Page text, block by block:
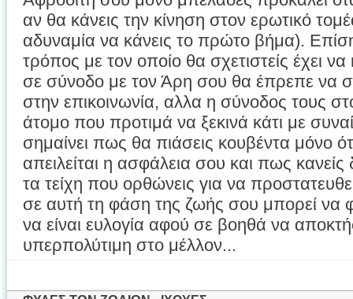
αν θα κάνεις την κίνηση στον ερωτικό
αδυναμία να κάνεις το πρώτο βήμα).
τρόπος με τον οποίο θα σχετιστείς έχει
σε σύνοδο με τον Άρη σου θα έπρεπε να σε
στην επικοινωνία, αλλα η σύνοδος τους
άτομο που προτιμά να ξεκινά κάτι με
σημαίνει πως θα πιάσεις κουβέντα μόνο
απειλείται η ασφάλεια σου και πως
τα τείχη που ορθώνεις για να
σε αυτή τη φάση της ζωής σου μπορεί να
να είναι ευλογία αφού σε βοηθά να
υπερπολύτιμη στο μέλλον...